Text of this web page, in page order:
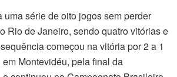
uma série de oito jogos sem perder
Rio de Janeiro, sendo quatro vitórias e
começou na vitória por 2 a 1
Montevidéu, pela final da